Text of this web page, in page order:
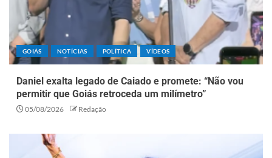
GOIÁS NOTÍCIAS POLÍTICA VÍDEOS
Daniel exalta legado de Caiado e promete: “Não vou
permitir que Goiás retroceda um milímetro”
05/08/2026 Redação